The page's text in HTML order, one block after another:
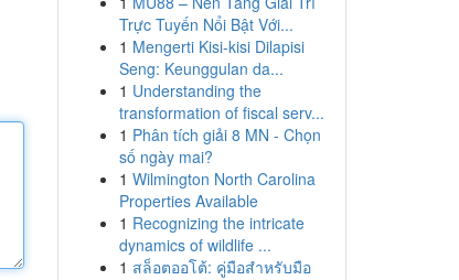
Trực Tuyến Nổi Bật Với...
1 Mengerti Kisi-kisi Dilapisi
Seng: Keunggulan da...
1 Understanding the
transformation of fiscal serv...
1 Phân tích giải 8 MN - Chọn
số ngày mai?
1 Wilmington North Carolina
Properties Available
1 Recognizing the intricate
dynamics of wildlife ...
1 สล็อตออโต้: คู่มือสำหรับมือ